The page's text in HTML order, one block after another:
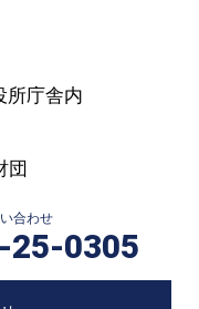
所庁舎内
団
合わせ
25-0305